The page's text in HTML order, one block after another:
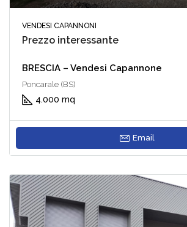
VENDESI CAPANNONI
Prezzo interessante
BRESCIA – Vendesi Capannone
Poncarale (BS)
4.000 mq
Email